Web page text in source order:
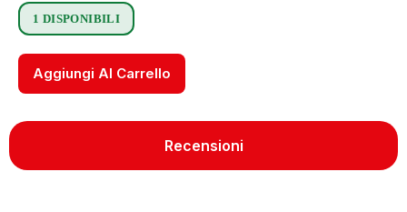
1 DISPONIBILI
Aggiungi Al Carrello
Recensioni